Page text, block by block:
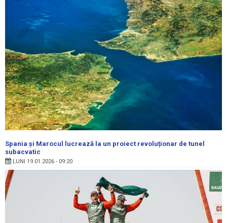
Spania și Marocul lucrează la un proiect revoluționar de tunel
subacvatic
LUNI 19.01.2026 - 09:20